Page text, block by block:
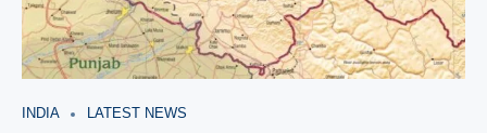
INDIA LATEST NEWS